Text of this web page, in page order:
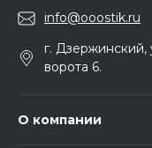
info@ooostik.ru
г. Дзержинский,
ворота 6.
О компании